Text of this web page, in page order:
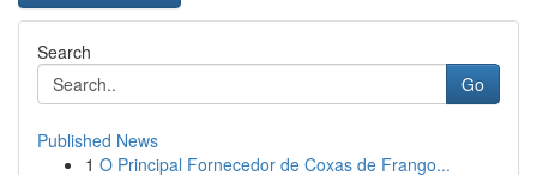
Search
Go
Published News
1 O Principal Fornecedor de Coxas de Frango...